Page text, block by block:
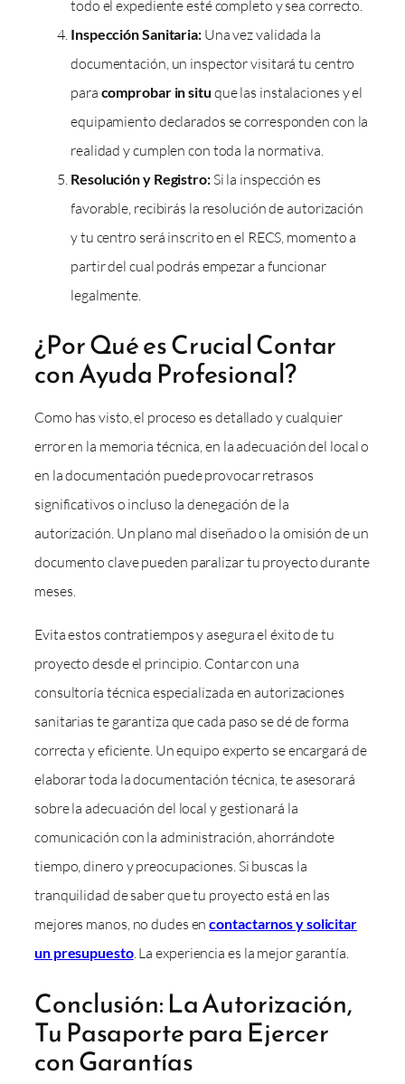
todo el expediente esté completo y sea correcto.
Inspección Sanitaria:Una vez validada la
documentación, un inspector visitará tu centro
para comprobar in situ que las instalaciones y el
equipamiento declarados se corresponden con la
realidad y cumplen con toda la normativa.
Resolución y Registro:Si la inspección es
favorable, recibirás la resolución de autorización
y tu centro será inscrito en el RECS, momento a
partir del cual podrás empezar a funcionar
legalmente.
¿Por Qué es Crucial Contar
con Ayuda Profesional?
Como has visto, el proceso es detallado y cualquier
error en la memoria técnica, en la adecuación del local o
en la documentación puede provocar retrasos
significativos o incluso la denegación de la
autorización. Un plano mal diseñado o la omisión de un
documento clave pueden paralizar tu proyecto durante
meses.
Evita estos contratiempos y asegura el éxito de tu
proyecto desde el principio. Contar con una
consultoría técnica especializada en autorizaciones
sanitarias te garantiza que cada paso se dé de forma
correcta y eficiente. Un equipo experto se encargará de
elaborar toda la documentación técnica, te asesorará
sobre la adecuación del local y gestionará la
comunicación con la administración, ahorrándote
tiempo, dinero y preocupaciones. Si buscas la
tranquilidad de saber que tu proyecto está en las
mejores manos, no dudes encontactarnos y solicitar
un presupuesto. La experiencia es la mejor garantía.
Conclusión: La Autorización,
Tu Pasaporte para Ejercer
con Garantías